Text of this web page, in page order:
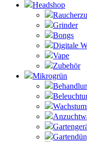
Headshop
Grinder
Bongs
Digitale
Vape
Zubehör
Mikrogrün